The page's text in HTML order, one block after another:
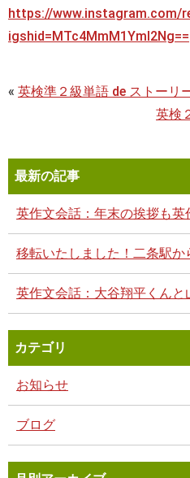
https://www.instagram.com/
igshid=MTc4MmM1YmI2Ng==
« 英検準２級単語 de ストーリ
英検
最新の記事
英作文会話：年末の挨拶も英
移転いたしました！二条駅か
英作文会話：大谷翔平くんと
カテゴリ
お知らせ
ブログ